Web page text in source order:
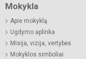
Mokykla
Apie mokyklą
Ugdymo aplinka
Misija, vizija, vertybės
Mokyklos simboliai